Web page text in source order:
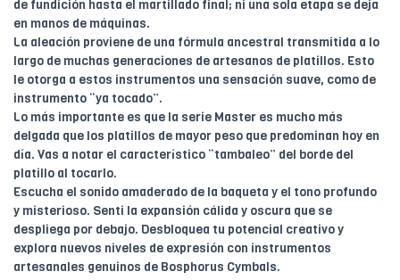
de fundición hasta el martillado final; ni una sola etapa se deja
en manos de máquinas.
La aleación proviene de una fórmula ancestral transmitida a lo
largo de muchas generaciones de artesanos de platillos. Esto
le otorga a estos instrumentos una sensación suave, como de
instrumento “ya tocado”.
Lo más importante es que la serie Master es mucho más
delgada que los platillos de mayor peso que predominan hoy en
día. Vas a notar el característico “tambaleo” del borde del
platillo al tocarlo.
Escucha el sonido amaderado de la baqueta y el tono profundo
y misterioso. Senti la expansión cálida y oscura que se
despliega por debajo. Desbloquea tu potencial creativo y
explora nuevos niveles de expresión con instrumentos
artesanales genuinos de Bosphorus Cymbals.